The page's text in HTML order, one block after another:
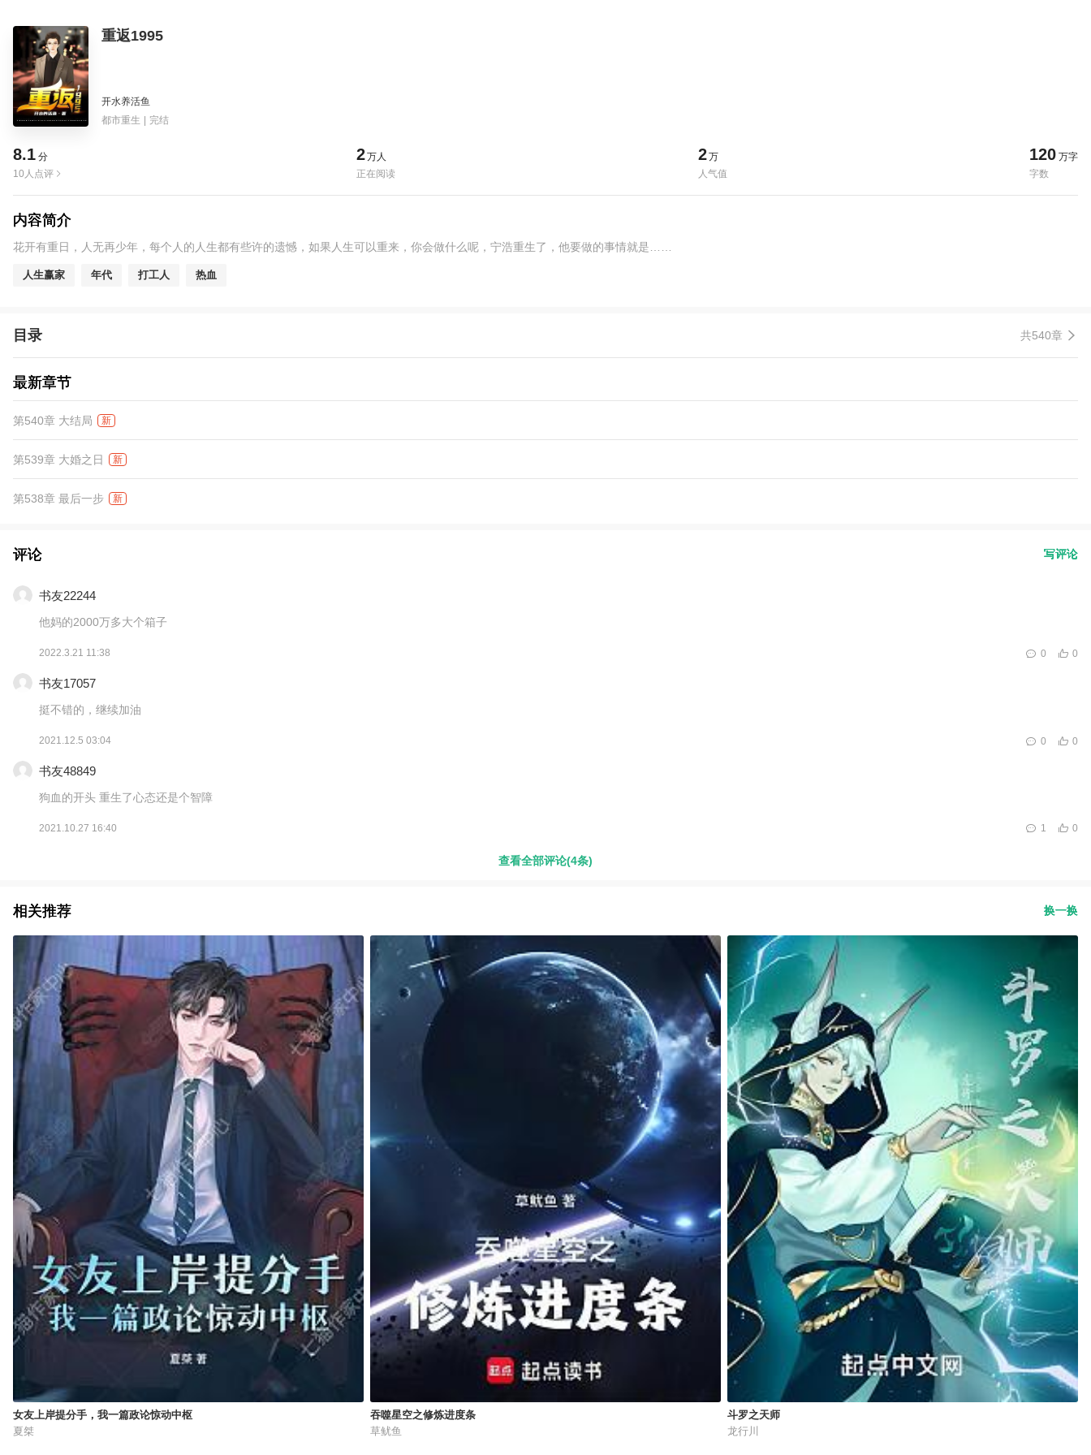
重返1995
开水养活鱼
都市重生 | 完结
8.1 分
10人点评
2万人
正在阅读
2万
人气值
120 万字
字数
内容简介
花开有重日，人无再少年，每个人的人生都有些许的遗憾，如果人生可以重来，你会做什么呢，宁浩重生了，他要做的事情就是……
人生赢家 年代 打工人 热血
目录 共540章
最新章节
第540章 大结局 新
第539章 大婚之日 新
第538章 最后一步 新
评论 写评论
书友22244
他妈的2000万多大个箱子
2022.3.21 11:38 0
0
书友17057
挺不错的，继续加油
2021.12.5 03:04 0
0
书友48849
狗血的开头 重生了心态还是个智障
2021.10.27 16:40 0
1
查看全部评论(4条)
相关推荐 换一换
女友上岸提分手，我一篇政论惊动中枢
夏桀
吞噬星空之修炼进度条
草鱿鱼
斗罗之天师
龙行川